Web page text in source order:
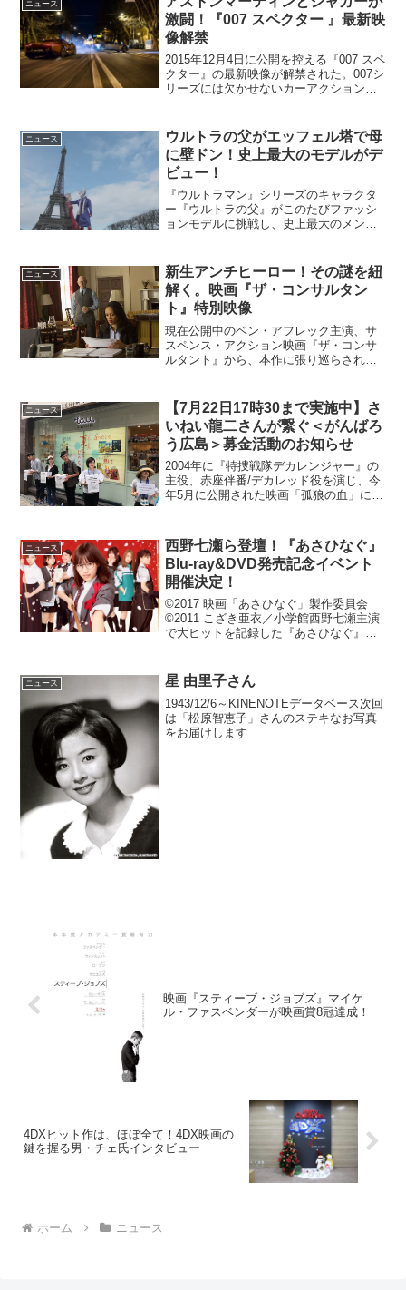
ニュース
激闘！『007 スペクター 』最新映
像解禁
2015年12月4日に公開を控える『007 スペ
クター』の最新映像が解禁された。007シ
リーズには欠かせないカーアクションの
Inc.,...
ニュース
ウルトラの父がエッフェル塔で母
に壁ドン！史上最大のモデルがデ
ビュー！
『ウルトラマン』シリーズのキャラクタ
ー『ウルトラの父』がこのたびファッシ
ョンモデルに挑戦し、史上最大のメンズ
など、パリの街を優雅に歩くウルトラの
母に心を奪われたウルトラ...
ニュース
新生アンチヒーロー！その謎を紐
解く。映画『ザ・コンサルタン
ト』特別映像
現在公開中のベン・アフレック主演、サ
スペンス・アクション映画『ザ・コンサ
ルタント』から、本作に張り巡らされた
別映像田舎町のしがない会計士クリスチ
ャン・ウルフ(ベン・アフ...
ニュース
【7月22日17時30まで実施中】さ
いねい龍二さんが繋ぐ＜がんばろ
う広島＞募金活動のお知らせ
2004年に『特捜戦隊デカレンジャー』の
主役、赤座伴番/デカレッド役を演じ、今
年5月に公開された映画「孤狼の血」にも
広島県のアンテナショップTAU店頭にて
「平成30年7...
ニュース
西野七瀬ら登壇！『あさひなぐ』
Blu-ray&DVD発売記念イベント
開催決定！
©2017 映画「あさひなぐ」製作委員会
©2011 こざき亜衣／小学館西野七瀬主演
で大ヒットを記録した『あさひなぐ』の
した。人気コミック「あさひなぐ」を実
写...
ニュース 星 由里子さん
1943/12/6～KINENOTEデータベース次回
は「松原智恵子」さんのステキなお写真
をお届けします
映画『スティーブ・ジョブズ』マイケ
ル・ファスベンダーが映画賞8冠達成！
4DXヒット作は、ほぼ全て！4DX映画の
鍵を握る男・チェ氏インタビュー
ホーム ニュース